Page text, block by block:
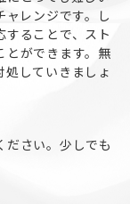
ャレンジです。し
ることで、スト
とができます。無
していきましょ
ださい。少しでも